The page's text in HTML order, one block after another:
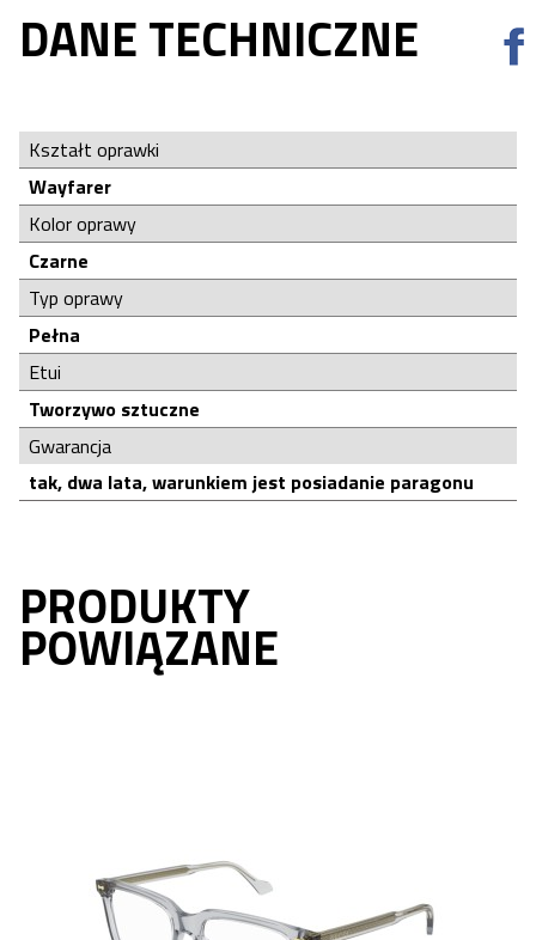
DANE TECHNICZNE
Kształt oprawki
Wayfarer
Kolor oprawy
Czarne
Typ oprawy
Pełna
Etui
Tworzywo sztuczne
Gwarancja
tak, dwa lata, warunkiem jest posiadanie paragonu
PRODUKTY
POWIĄZANE